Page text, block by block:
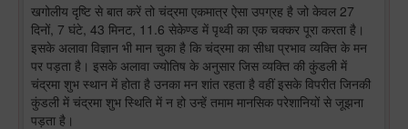
खगोलीय दृष्टि से बात करें तो चंद्रमा एकमात्र ऐसा उपग्रह है जो केवल 27
दिनों, 7 घंटे, 43 मिनट, 11.6 सेकेण्ड में पृथ्वी का एक चक्कर पूरा करता है।
इसके अलावा विज्ञान भी मान चुका है कि चंद्रमा का सीधा प्रभाव व्यक्ति के मन
पर पड़ता है। इसके अलावा ज्योतिष के अनुसार जिस व्यक्ति की कुंडली में
चंद्रमा शुभ स्थान में होता है उनका मन शांत रहता है वहीं इसके विपरीत जिनकी
कुंडली में चंद्रमा शुभ स्थिति में न हो उन्हें तमाम मानसिक परेशानियों से जूझना
पड़ता है।